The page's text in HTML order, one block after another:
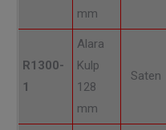
mm
R1300-
1
Alara
Kulp
128
mm
Saten